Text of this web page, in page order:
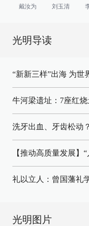
戴汝为
刘玉清
光明导读
“新新三样”出海 为世
牛河梁遗址：7座红
洗牙出血、牙齿松动
【推动高质量发展】
礼以立人：曾国藩礼
光明图片